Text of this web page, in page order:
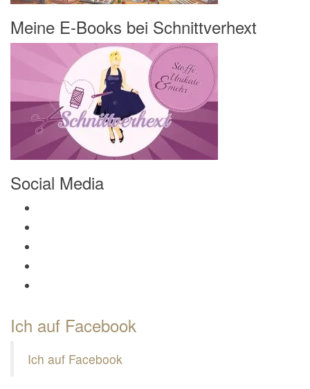
Meine E-Books bei Schnittverhext
Social Media
Ich auf Facebook
Ich auf Facebook